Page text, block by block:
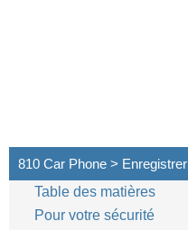
810 Car Phone > Enregistrer
Table des matières
Pour votre sécurité